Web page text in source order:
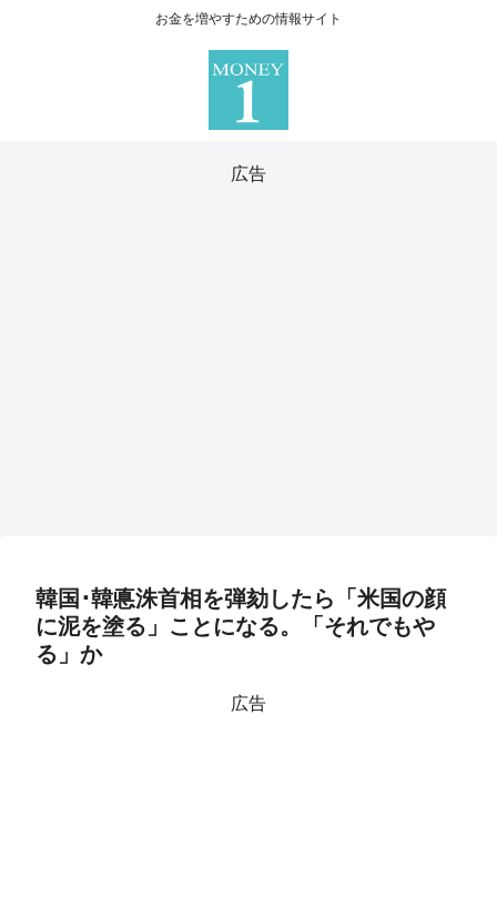
お金を増やすための情報サイト
広告
韓国･韓悳洙首相を弾劾したら「米国の顔
に泥を塗る」ことになる。「それでもや
る」か
広告